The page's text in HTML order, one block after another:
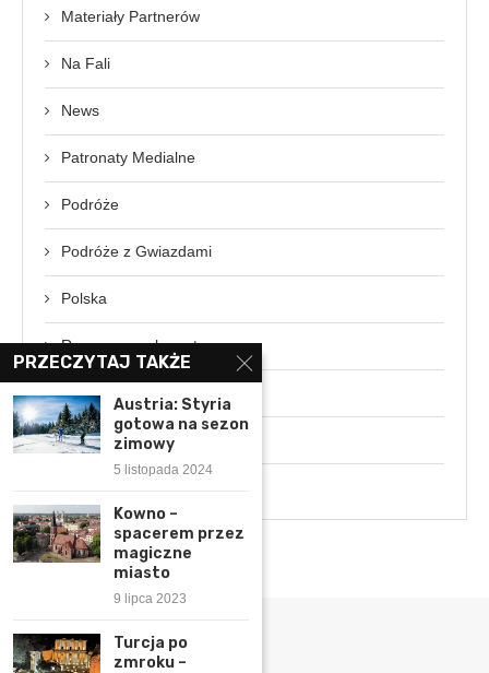
Materiały Partnerów
Na Fali
News
Patronaty Medialne
Podróże
Podróże z Gwiazdami
Polska
Rozmowa z ekspertem
Świat
Wydarzenia
PRZECZYTAJ TAKŻE
Austria: Styria
gotowa na sezon
zimowy
5 listopada 2024
Kowno –
spacerem przez
magiczne
miasto
9 lipca 2023
Turcja po
zmroku –